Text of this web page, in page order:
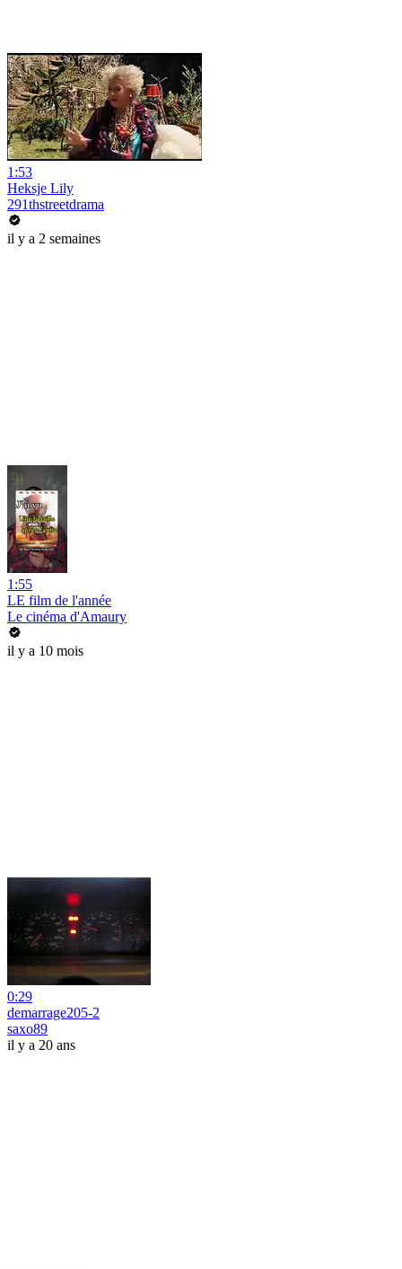
1:53
Heksje Lily
291thstreetdrama
il y a 2 semaines
1:55
LE film de l'année
Le cinéma d'Amaury
il y a 10 mois
0:29
demarrage205-2
saxo89
il y a 20 ans